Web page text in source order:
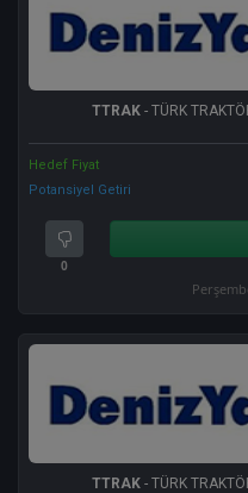
TTRAK- TÜRK
Hedef Fiyat
Potansiyel Getiri
0
TTRAK- TÜRK